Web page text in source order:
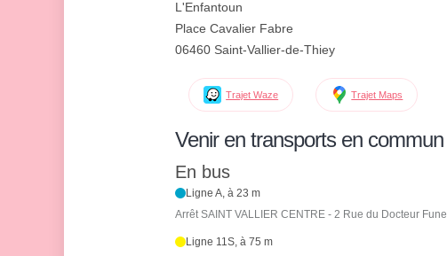
L'Enfantoun
Place Cavalier Fabre
06460 Saint-Vallier-de-Thiey
Trajet Waze Trajet Maps
Venir en transports en commun
En bus
Ligne A, à 23 m
Arrêt SAINT VALLIER CENTRE - 2 Rue du Docteur Funel
Ligne 11S, à 75 m